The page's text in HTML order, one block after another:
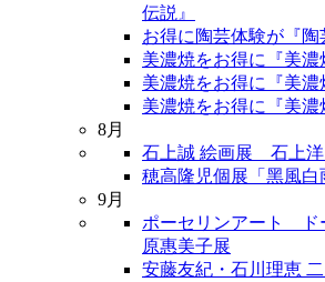
伝説』
お得に陶芸体験が『陶
美濃焼をお得に『美濃
美濃焼をお得に『美濃
美濃焼をお得に『美濃
8月
石上誠 絵画展 石上洋
穂高隆児個展「黑風白
9月
ポーセリンアート
原惠美子展
安藤友紀・石川理恵